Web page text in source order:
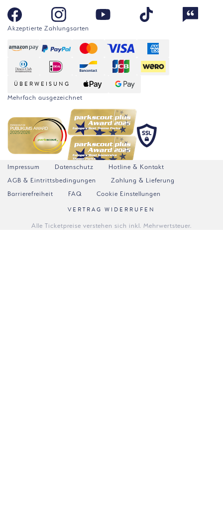
Akzeptierte Zahlungsarten
ÜBERWEISUNG
Mehrfach ausgezeichnet
Impressum Datenschutz
Hotline & Kontakt
AGB & Eintrittsbedingungen
Zahlung & Lieferung
Barrierefreiheit
FAQ Cookie Einstellungen
VERTRAG WIDERRUFEN
Alle Ticketpreise verstehen sich inkl. Mehrwertsteuer.